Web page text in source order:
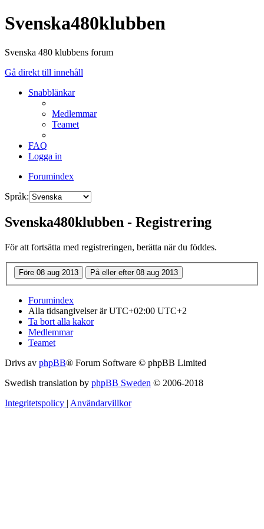
Svenska480klubben
Svenska 480 klubbens forum
Gå direkt till innehåll
Snabblänkar
Medlemmar
Teamet
FAQ
Logga in
Forumindex
Språk:
Svenska480klubben - Registrering
För att fortsätta med registreringen, berätta när du föddes.
Forumindex
Alla tidsangivelser är UTC+02:00 UTC+2
Ta bort alla kakor
Medlemmar
Teamet
Drivs av phpBB® Forum Software © phpBB Limited
Swedish translation by phpBB Sweden © 2006-2018
Integritetspolicy | Användarvillkor